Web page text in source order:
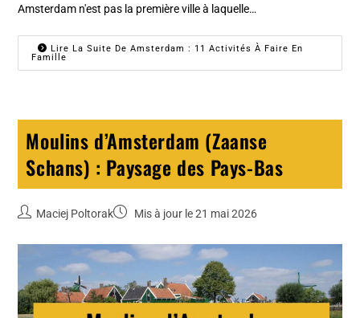
Amsterdam n'est pas la première ville à laquelle…
Lire La Suite De Amsterdam : 11 Activités À Faire En
Famille
Moulins d’Amsterdam (Zaanse
Schans) : Paysage des Pays-Bas
Maciej Poltorak Mis à jour le 21 mai 2026